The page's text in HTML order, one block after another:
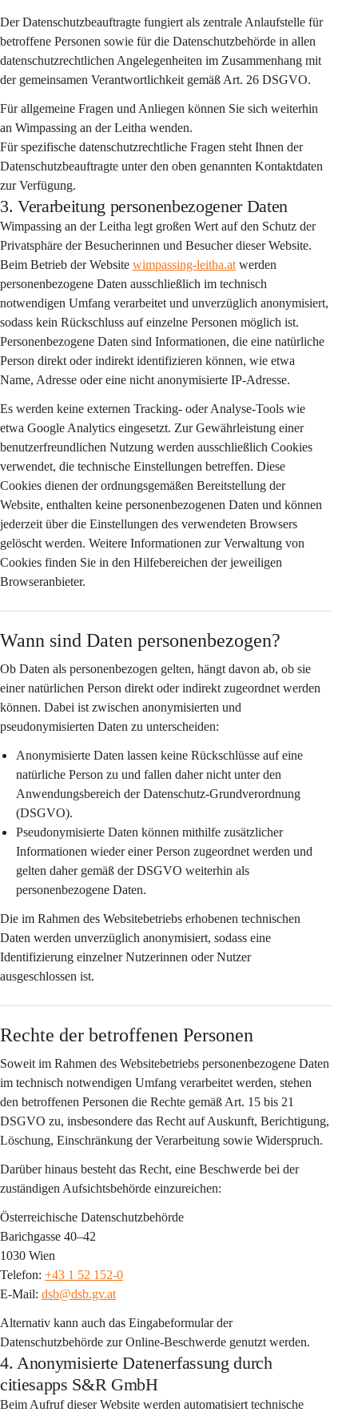
Der Datenschutzbeauftragte fungiert als zentrale Anlaufstelle für
betroffene Personen sowie für die Datenschutzbehörde in allen
datenschutzrechtlichen Angelegenheiten im Zusammenhang mit
der gemeinsamen Verantwortlichkeit gemäß Art. 26 DSGVO.
Für allgemeine Fragen und Anliegen können Sie sich weiterhin
an Wimpassing an der Leitha wenden.
Für spezifische datenschutzrechtliche Fragen steht Ihnen der
Datenschutzbeauftragte unter den oben genannten Kontaktdaten
zur Verfügung.
3. Verarbeitung personenbezogener Daten
Wimpassing an der Leitha legt großen Wert auf den Schutz der
Privatsphäre der Besucherinnen und Besucher dieser Website.
Beim Betrieb der Website wimpassing-leitha.at werden
personenbezogene Daten ausschließlich im technisch
notwendigen Umfang verarbeitet und unverzüglich anonymisiert,
sodass kein Rückschluss auf einzelne Personen möglich ist.
Personenbezogene Daten sind Informationen, die eine natürliche
Person direkt oder indirekt identifizieren können, wie etwa
Name, Adresse oder eine nicht anonymisierte IP-Adresse.
Es werden keine externen Tracking- oder Analyse-Tools wie
etwa Google Analytics eingesetzt. Zur Gewährleistung einer
benutzerfreundlichen Nutzung werden ausschließlich Cookies
verwendet, die technische Einstellungen betreffen. Diese
Cookies dienen der ordnungsgemäßen Bereitstellung der
Website, enthalten keine personenbezogenen Daten und können
jederzeit über die Einstellungen des verwendeten Browsers
gelöscht werden. Weitere Informationen zur Verwaltung von
Cookies finden Sie in den Hilfebereichen der jeweiligen
Browseranbieter.
Wann sind Daten personenbezogen?
Ob Daten als personenbezogen gelten, hängt davon ab, ob sie
einer natürlichen Person direkt oder indirekt zugeordnet werden
können. Dabei ist zwischen anonymisierten und
pseudonymisierten Daten zu unterscheiden:
Anonymisierte Daten lassen keine Rückschlüsse auf eine
natürliche Person zu und fallen daher nicht unter den
Anwendungsbereich der Datenschutz-Grundverordnung
(DSGVO).
Pseudonymisierte Daten können mithilfe zusätzlicher
Informationen wieder einer Person zugeordnet werden und
gelten daher gemäß der DSGVO weiterhin als
personenbezogene Daten.
Die im Rahmen des Websitebetriebs erhobenen technischen
Daten werden unverzüglich anonymisiert, sodass eine
Identifizierung einzelner Nutzerinnen oder Nutzer
ausgeschlossen ist.
Rechte der betroffenen Personen
Soweit im Rahmen des Websitebetriebs personenbezogene Daten
im technisch notwendigen Umfang verarbeitet werden, stehen
den betroffenen Personen die Rechte gemäß Art. 15 bis 21
DSGVO zu, insbesondere das Recht auf Auskunft, Berichtigung,
Löschung, Einschränkung der Verarbeitung sowie Widerspruch.
Darüber hinaus besteht das Recht, eine Beschwerde bei der
zuständigen Aufsichtsbehörde einzureichen:
Österreichische Datenschutzbehörde
Barichgasse 40–42
1030 Wien
Telefon: +43 1 52 152-0
E-Mail: dsb@dsb.gv.at
Alternativ kann auch das Eingabeformular der
Datenschutzbehörde zur Online-Beschwerde genutzt werden.
4. Anonymisierte Datenerfassung durch
citiesapps S&R GmbH
Beim Aufruf dieser Website werden automatisiert technische